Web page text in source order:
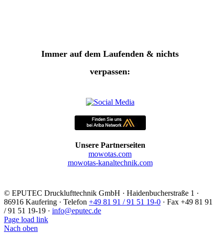
Immer auf dem Laufenden & nichts
verpassen:
Unsere Partnerseiten
mowotas.com
mowotas-kanaltechnik.com
© EPUTEC Drucklufttechnik GmbH · Haidenbucherstraße 1 ·
86916 Kaufering · Telefon +49 81 91 / 91 51 19-0 · Fax +49 81 91
/ 91 51 19-19 · info@eputec.de
Page load link
Nach oben